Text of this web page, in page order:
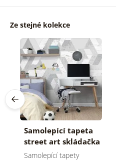
Ze stejné kolekce
Samolepící tapeta
street art skládačka
vzorů
Samolepící tapety